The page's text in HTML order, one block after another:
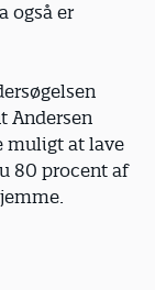
også er
Andersen
muligt at lave
80 procent af